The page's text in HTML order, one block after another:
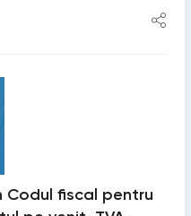
fiscal pentru